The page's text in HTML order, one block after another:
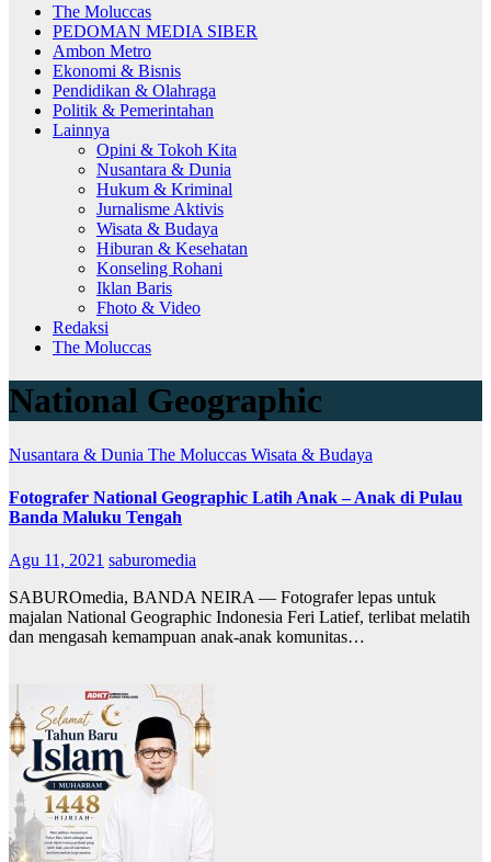
The Moluccas
PEDOMAN MEDIA SIBER
Ambon Metro
Ekonomi & Bisnis
Pendidikan & Olahraga
Politik & Pemerintahan
Lainnya
Opini & Tokoh Kita
Nusantara & Dunia
Hukum & Kriminal
Jurnalisme Aktivis
Wisata & Budaya
Hiburan & Kesehatan
Konseling Rohani
Iklan Baris
Fhoto & Video
Redaksi
The Moluccas
National Geographic
Nusantara & Dunia The Moluccas Wisata & Budaya
Fotografer National Geographic Latih Anak – Anak di Pulau
Banda Maluku Tengah
Agu 11, 2021 saburomedia
SABUROmedia, BANDA NEIRA — Fotografer lepas untuk
majalan National Geographic Indonesia Feri Latief, terlibat melatih
dan mengasah kemampuan anak-anak komunitas…